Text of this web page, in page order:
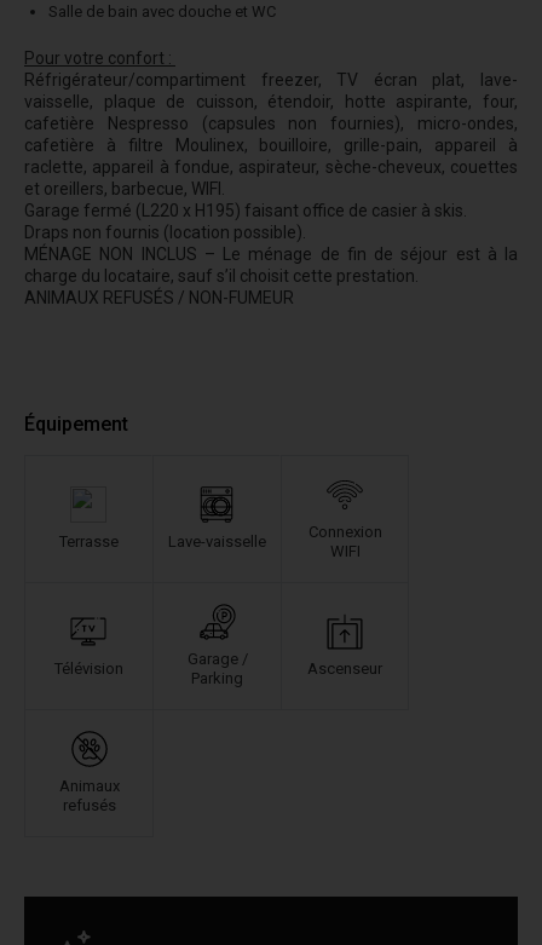
Salle de bain avec douche et WC
Pour votre confort :
Réfrigérateur/compartiment freezer, TV écran plat, lave-
vaisselle, plaque de cuisson, étendoir, hotte aspirante, four,
cafetière Nespresso (capsules non fournies), micro-ondes,
cafetière à filtre Moulinex, bouilloire, grille-pain, appareil à
raclette, appareil à fondue, aspirateur, sèche-cheveux, couettes
et oreillers, barbecue, WIFI.
Garage fermé (L220 x H195) faisant office de casier à skis.
Draps non fournis (location possible).
MÉNAGE NON INCLUS – Le ménage de fin de séjour est à la
charge du locataire, sauf s’il choisit cette prestation.
ANIMAUX REFUSÉS / NON-FUMEUR
Équipement
Terrasse Lave-vaisselle
Connexion
WIFI
Télévision
Garage /
Parking
Ascenseur
Animaux
refusés